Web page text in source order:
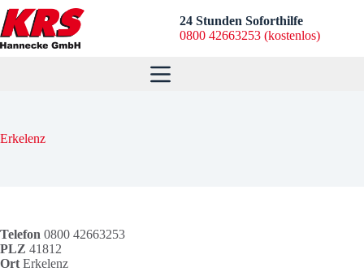
Zum
Inhalt
springen
24 Stunden Soforthilfe
0800 42663253 (kostenlos)
Erkelenz
Telefon 0800 42663253
PLZ 41812
Ort Erkelenz